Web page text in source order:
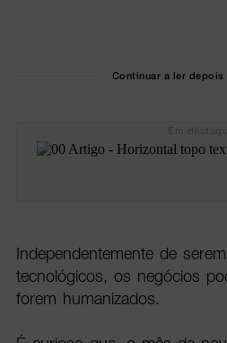
Continuar a ler depois
Independentemente de
tecnológicos, os negócios
forem humanizados.